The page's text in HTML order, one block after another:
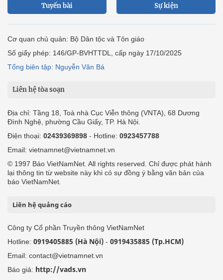
Tuyến bài Sự kiện
Cơ quan chủ quản: Bộ Dân tộc và Tôn giáo
Số giấy phép: 146/GP-BVHTTDL, cấp ngày 17/10/2025
Tổng biên tập: Nguyễn Văn Bá
Liên hệ tòa soạn
Địa chỉ: Tầng 18, Toà nhà Cục Viễn thông (VNTA), 68 Dương
Đình Nghệ, phường Cầu Giấy, TP. Hà Nội.
Điện thoại: 02439369898 - Hotline: 0923457788
Email: vietnamnet@vietnamnet.vn
© 1997 Báo VietNamNet. All rights reserved. Chỉ được phát hành
lại thông tin từ website này khi có sự đồng ý bằng văn bản của
báo VietNamNet.
Liên hệ quảng cáo
Công ty Cổ phần Truyền thông VietNamNet
Hotline: 0919405885 (Hà Nội) - 0919435885 (Tp.HCM)
Email: contact@vietnamnet.vn
Báo giá: http://vads.vn